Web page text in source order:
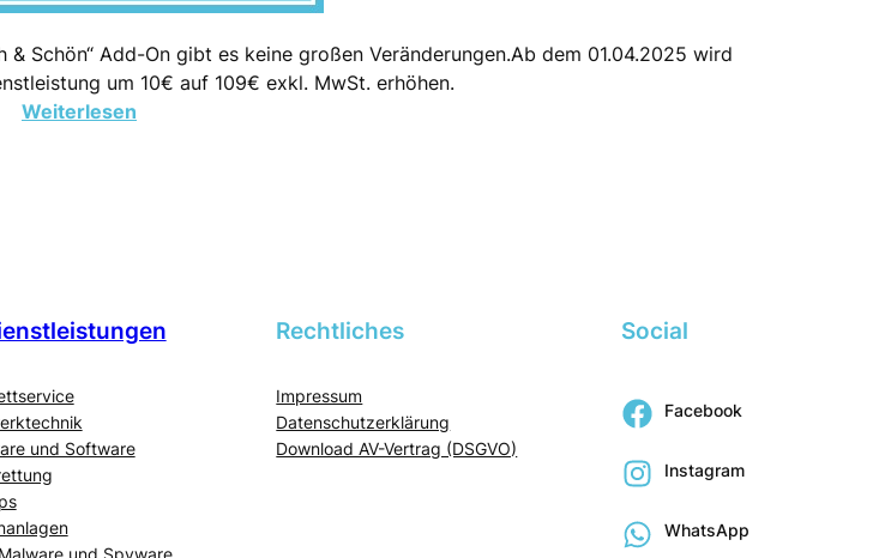
Schön“ Add-On gibt es keine großen Veränderungen.Ab dem 01.04.2025 wird
um 10€ auf 109€ exkl. MwSt. erhöhen.
Weiterlesen
und Software
Rechtliches
Impressum
Datenschutzerklärung
Download AV-Vertrag (DSGVO)
Social
Facebook
Instagram
WhatsApp